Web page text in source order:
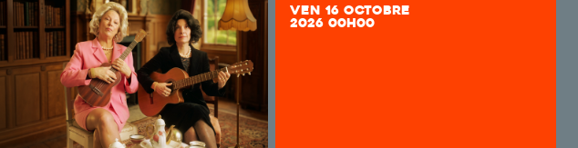
VEN 16 OCTOBRE
2026 00H00